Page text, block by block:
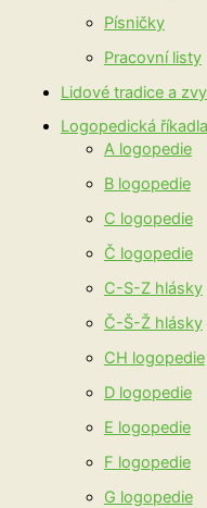
Písničky
Pracovní listy
Lidové tradice a
Logopedická říkadla
A logopedie
B logopedie
C logopedie
Č logopedie
C-S-Z hlásky
Č-Š-Ž hlásky
CH logopedie
D logopedie
E logopedie
F logopedie
G logopedie